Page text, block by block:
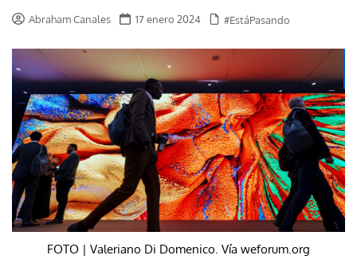
Abraham Canales 17 enero 2024 #EstáPasando
FOTO | Valeriano Di Domenico. Vía weforum.org